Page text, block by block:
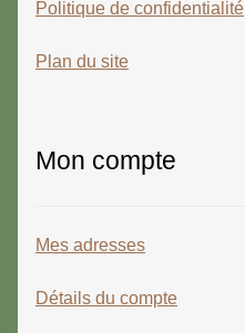
Politique de confidentialité
Plan du site
Mon compte
Mes adresses
Détails du compte